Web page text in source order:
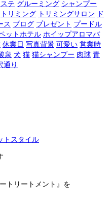
テ グルーミング シャンプー
トリミング トリミングサロン ド
ス ブログ プレゼント プードル
ットホテル ホイップアロマバ
休業日 写真背景 可愛い 営業時
泉 犬 猫 猫シャンプー 肉球 青
通り
トスタイル
トリートメント』を